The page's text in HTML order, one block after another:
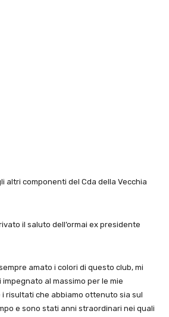
altri componenti del Cda della Vecchia
il saluto dell’ormai ex presidente
amato i colori di questo club, mi
al massimo per le mie
risultati che abbiamo ottenuto sia sul
e sono stati anni straordinari nei quali